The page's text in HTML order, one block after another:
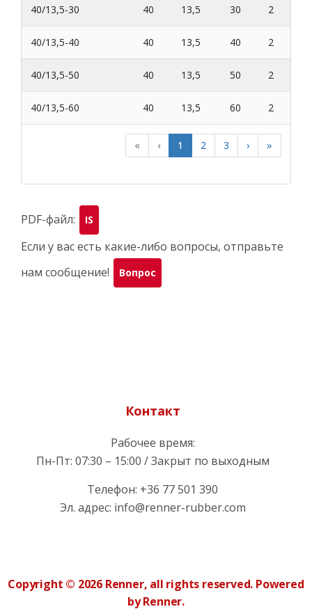
« ‹ 1 2 3 › »
40/13,5-30 40 13,5 30 2
40/13,5-40 40 13,5 40 2
40/13,5-50 40 13,5 50 2
40/13,5-60 40 13,5 60 2
PDF-файл: IS
Если у вас есть какие-либо вопросы, отправьте
нам сообщение!
Вопрос
Контакт
Рабочее время:
Пн-Пт: 07:30 – 15:00 / Закрыт по выходным
Телефон: +36 77 501 390
Эл. адрес: info@renner-rubber.com
Copyright © 2026 Renner, all rights reserved. Powered
by Renner.